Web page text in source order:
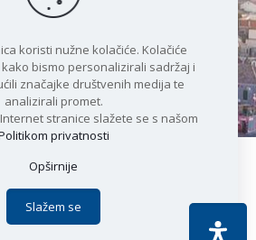
kristalnog mora i
prirode
Karlobag | Sva prava pridržana |
Politika privatnosti
Apoc IT
koristi nužne kolačiće. Kolačiće
bismo personalizirali sadržaj i
značajke društvenih medija te
analizirali promet.
stranice slažete se s našom
privatnosti
Opširnije
Slažem se